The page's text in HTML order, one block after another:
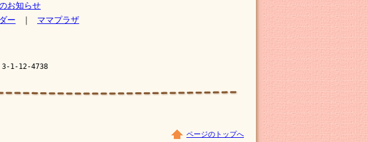
お知らせ
ー ｜ ママプラザ
3-1-12-4738
ページのトップへ